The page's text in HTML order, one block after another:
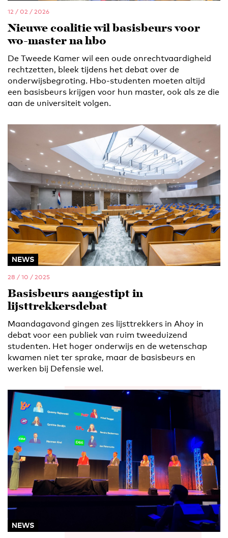
12 / 02 / 2026
Nieuwe coalitie wil basisbeurs voor
wo-master na hbo
De Tweede Kamer wil een oude onrechtvaardigheid
rechtzetten, bleek tijdens het debat over de
onderwijsbegroting. Hbo-studenten moeten altijd
een basisbeurs krijgen voor hun master, ook als ze die
aan de universiteit volgen.
NEWS
28 / 10 / 2025
Basisbeurs aangestipt in
lijsttrekkersdebat
Maandagavond gingen zes lijsttrekkers in Ahoy in
debat voor een publiek van ruim tweeduizend
studenten. Het hoger onderwijs en de wetenschap
kwamen niet ter sprake, maar de basisbeurs en
werken bij Defensie wel.
NEWS